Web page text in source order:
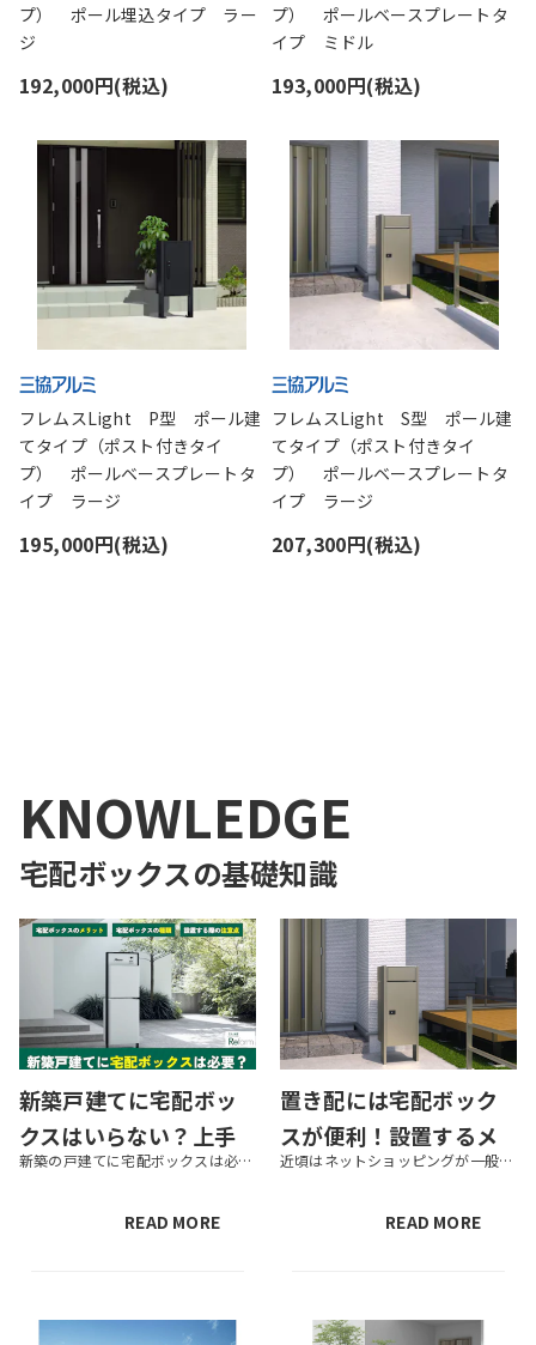
プ） ポール埋込タイプ ラー
ジ
192,000円(税込)
プ） ポールベースプレートタ
イプ ミドル
193,000円(税込)
フレムスLight P型 ポール建
てタイプ（ポスト付きタイ
プ） ポールベースプレートタ
イプ ラージ
195,000円(税込)
フレムスLight S型 ポール建
てタイプ（ポスト付きタイ
プ） ポールベースプレートタ
イプ ラージ
207,300円(税込)
KNOWLEDGE
宅配ボックスの基礎知識
新築戸建てに宅配ボッ
クスはいらない？上手
な選び方・注意点を解新築の戸建てに宅配ボックスは必要？ 宅配ボックスにはどんなメリットがある？ 荷物を盗まれる心配はない？ 宅配ボックスの設置にあたり、こうした疑問や不安を抱える方は多いでしょう。 宅配ボックスには大きく3種類あり、それぞれ...
READ MORE
置き配には宅配ボック
スが便利！設置するメ
リット・デメリットを近頃はネットショッピングが一般的となり、宅配を利用する人も増えてきました。しかし、荷物を受け取るのに時間を調整したり、対面で荷物を受け取ったりすることに抵抗がある方も多いのではないでしょうか？そんな時に便利なのが、宅配ボ...
READ MORE